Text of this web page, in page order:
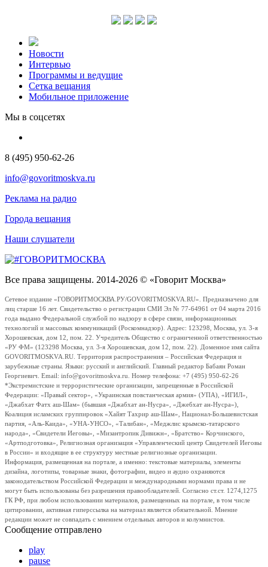
Новости
Интервью
Программы и ведущие
Сетка вещания
Мобильное приложение
Мы в соцсетях
8 (495) 950-62-26
info@govoritmoskva.ru
Реклама на радио
Города вещания
Наши слушатели
Все права защищены. 2014-2026 © «Говорит Москва»
Сетевое издание «ГОВОРИТМОСКВА.РУ/GOVORITMOSKVA.RU». Предназначено для
лиц старше 16 лет. Свидетельство о регистрации СМИ Эл № 77-64961 от 04 марта 2016
года выдано Федеральной службой по надзору в сфере связи, информационных
технологий и массовых коммуникаций (Роскомнадзор). Адрес: 123298, Москва, ул. 3-я
Хорошевская, дом 12, пом. 22. Учредитель Общество с ограниченной ответственностью
«РУ ФМ» (123298 Москва, ул. 3-я Хорошевская, дом 12, пом. 22). Доменное имя сайта
GOVORITMOSKVA.RU. Территория распространения – Российская Федерация и
зарубежные страны. Языки: русский и английский. Главный редактор Бабаян Роман
Георгиевич. Email: info@govoritmoskva.ru. Номер телефона: +7 (495) 950-62-26
*Экстремистские и террористические организации, запрещенные в Российской
Федерации: «Правый сектор», «Украинская повстанческая армия» (УПА), «ИГИЛ»,
«Джабхат Фатх аш-Шам» (бывшая «Джабхат ан-Нусра», «Джебхат ан-Нусра»),
Коалиция исламских группировок «Хайят Тахрир аш-Шам», Национал-Большевистская
партия, «Аль-Каида», «УНА-УНСО», «Талибан», «Меджлис крымско-татарского
народа», «Свидетели Иеговы», «Мизантропик Дивижн», «Братство» Корчинского,
«Артподготовка», Религиозная организация «Управленческий центр Свидетелей Иеговы
в России» и входящие в ее структуру местные религиозные организации.
Информация, размещенная на портале, а именно: текстовые материалы, элементы
дизайна, логотипы, товарные знаки, фотографии, видео и аудио охраняются
законодательством Российской Федерации и международными нормами права и не
могут быть использованы без разрешения правообладателей. Согласно ст.ст. 1274,1275
ГК РФ, при любом использовании материалов, размещенных на портале, в том числе
цитировании, активная гиперссылка на материал является обязательной. Мнение
редакции может не совпадать с мнением отдельных авторов и колумнистов.
Сообщение отправлено
play
pause